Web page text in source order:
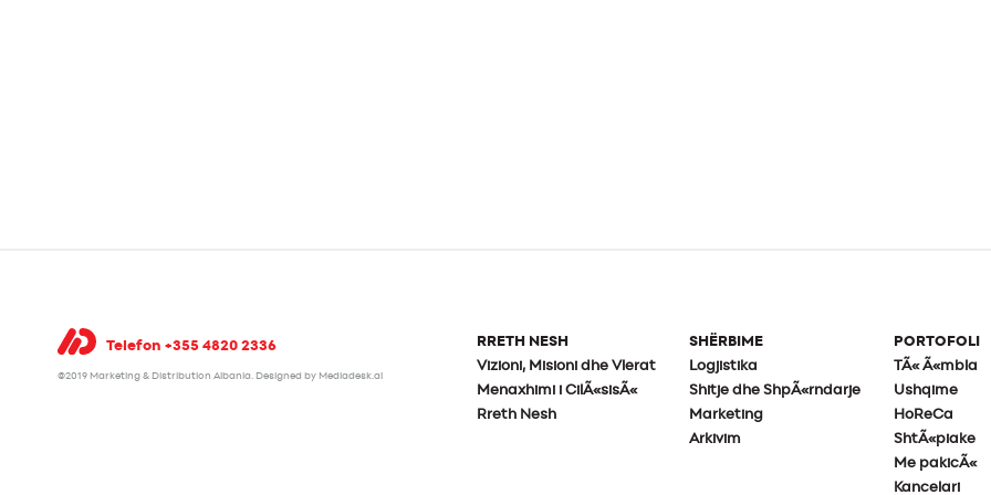
Telefon +355 4820 2336
©2019 Marketing & Distribution Albania. Designed by Mediadesk.al
RRETH NESH
Vizioni, Misioni dhe Vlerat
Menaxhimi i CilÃ«sisÃ«
Rreth Nesh
SHËRBIME
Logjistika
Shitje dhe ShpÃ«rndarje
Marketing
Arkivim
PORTOFOLI
TÃ« Ã«mbla
Ushqime
HoReCa
ShtÃ«piake
Me pakicÃ«
Kancelari